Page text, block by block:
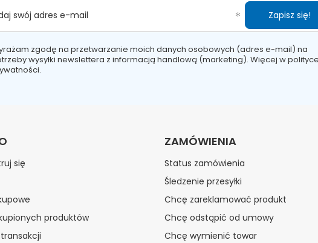
swój adres e-mail
zgodę na przetwarzanie moich danych osobowych (adres e-mail) na
wysyłki newslettera z informacją handlową (marketing). Więcej wpolityce
Zapisz się!
się
produktów
ZAMÓWIENIA
Status zamówienia
Śledzenie przesyłki
Chcę zareklamować produkt
Chcę odstąpić od umowy
Chcę wymienić towar